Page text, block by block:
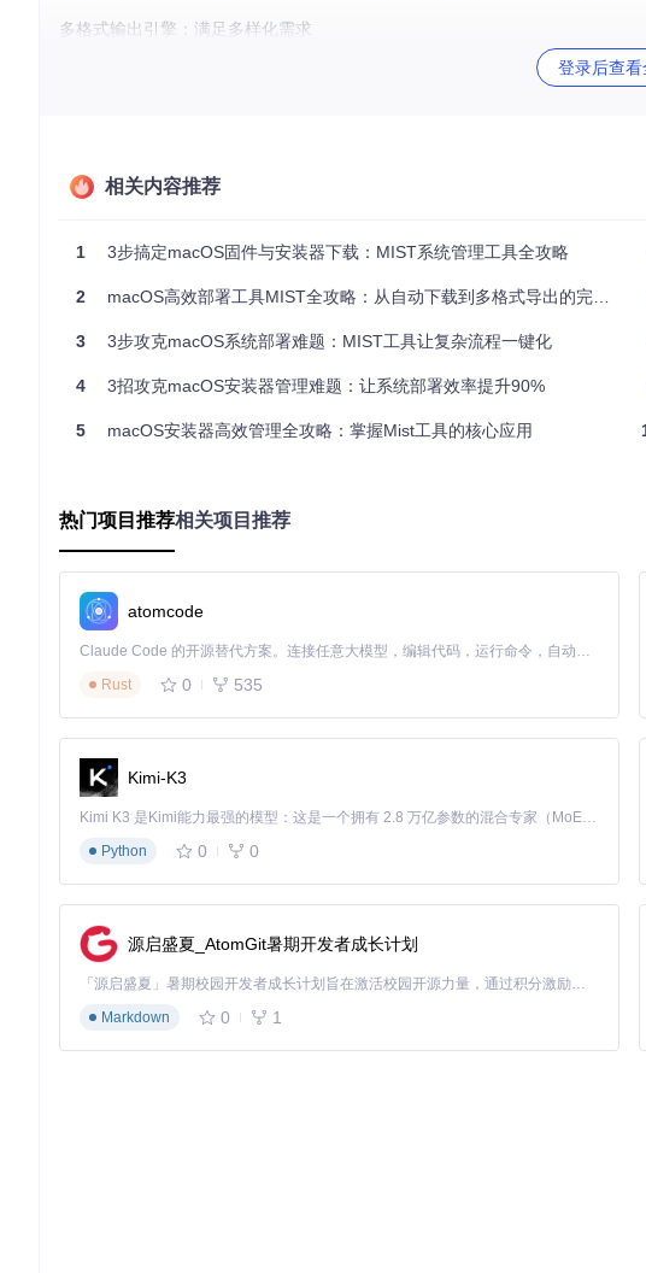
多格式输出引擎：满足多样化需求
推荐关注Mist的格式转换功能，它就像一个专业的文件格式工厂。用户不仅
版本的管理员，能显著减少重复操作时间。
mple.png?utm_source=gitcode_repo_files)
释放管理潜能：Mist的场景化价值
企业环境部署：标准化系统镜像管理
推荐企业用户将Mist纳入系统管理工具链。通过预设下载任务和格式转换规则
个人系统维护：安全备份与快速恢复
权限配置指南：确保工具正常运行
值得注意的是，Mist需要适当的系统权限才能发挥全部功能。在首次使用时
件和创建启动盘。
原理简析：Mist如何与苹果服务器交互
建议了解Mist的工作原理：它通过模拟App Store的查询方式，直接与苹果软
在下载过程中，Mist采用分块校验机制，如同拼图游戏一样验证每个文件片
实用技巧：优化Mist使用体验
推荐用户定期清理缓存目录。Mist会自动保留已下载的安装文件，长期使用
要的旧版本文件，释放存储空间。
登录后查看
相关内容推荐
1 3步搞定macOS固件与安装器下载：MIST系统管理工具全攻略
2 macOS高效部署工具MIST全攻略：从自动下载到多格式导出的完整指南
3 3步攻克macOS系统部署难题：MIST工具让复杂流程一键化
4 3招攻克macOS安装器管理难题：让系统部署效率提升90%
5 macOS安装器高效管理全攻略：掌握Mist工具的核心应用
热门项目推荐相关项目推荐
atomcode
Claude Code 的开源替代方案。连接任意大模型，编辑代码，运行命令，自动验证 — 全自动执行。用 Rust 构建，极致性能。 ｜ An open-source alternative to Claude Code. Connect any LLM, edit code, run commands, and verify changes — autonomously. Built in Rust for speed. Get Started
Rust
0 535
Kimi-K3
Kimi K3 是Kimi能力最强的模型：这是一个拥有 2.8 万亿参数的混合专家（MoE）模型，具备原生视觉理解能力，并支持 100 万 token 的上下文窗口。
Python
0 0
源启盛夏_AtomGit暑期开发者成长计划
「源启盛夏」暑期校园开发者成长计划旨在激活校园开源力量，通过积分激励、认证扶持、资源倾斜等形式，引导高校组织和开发者完成「入驻 — 建项目 — 做贡献 — 获认证 — 得资源」的完整闭环。无论你是想带领社团入驻平台的组织者，还是希望用代码贡献证明自己的开发者，都能在这里找到属于你的成长路径。
Markdown
0 1